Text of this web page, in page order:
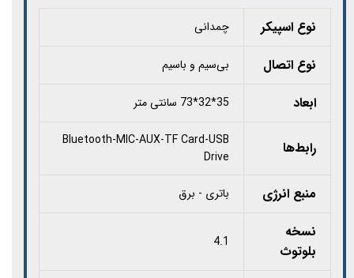
نوع اسپیکر چمدانی
نوع اتصال بی‌سیم و باسیم
ابعاد 35*32*73 سانتی متر
رابط‌ها
Bluetooth-MIC-AUX-TF Card-USB
Drive
منبع انرژی باتری - برق
نسخه
بلوتوث
4.1